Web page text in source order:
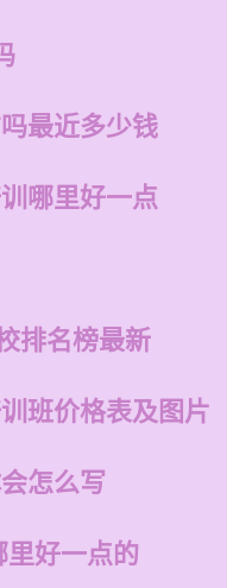
最近多少钱
哪里好一点
排名榜最新
班价格表及图片
怎么写
里好一点的